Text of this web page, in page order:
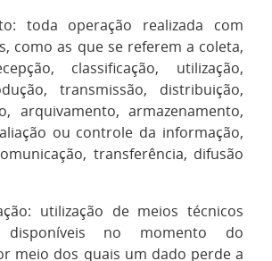
toda operação realizada com
como as que se referem a coleta,
classificação, utilização,
transmissão, distribuição,
arquivamento, armazenamento,
ou controle da informação,
transferência, difusão
utilização de meios técnicos
disponíveis no momento do
meio dos quais um dado perde a